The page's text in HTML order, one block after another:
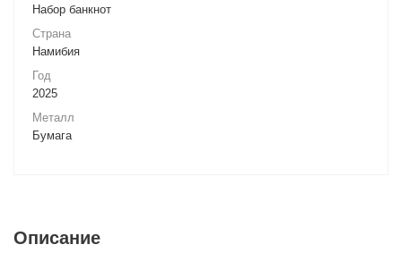
Набор банкнот
Страна
Намибия
Год
2025
Металл
Бумага
Описание